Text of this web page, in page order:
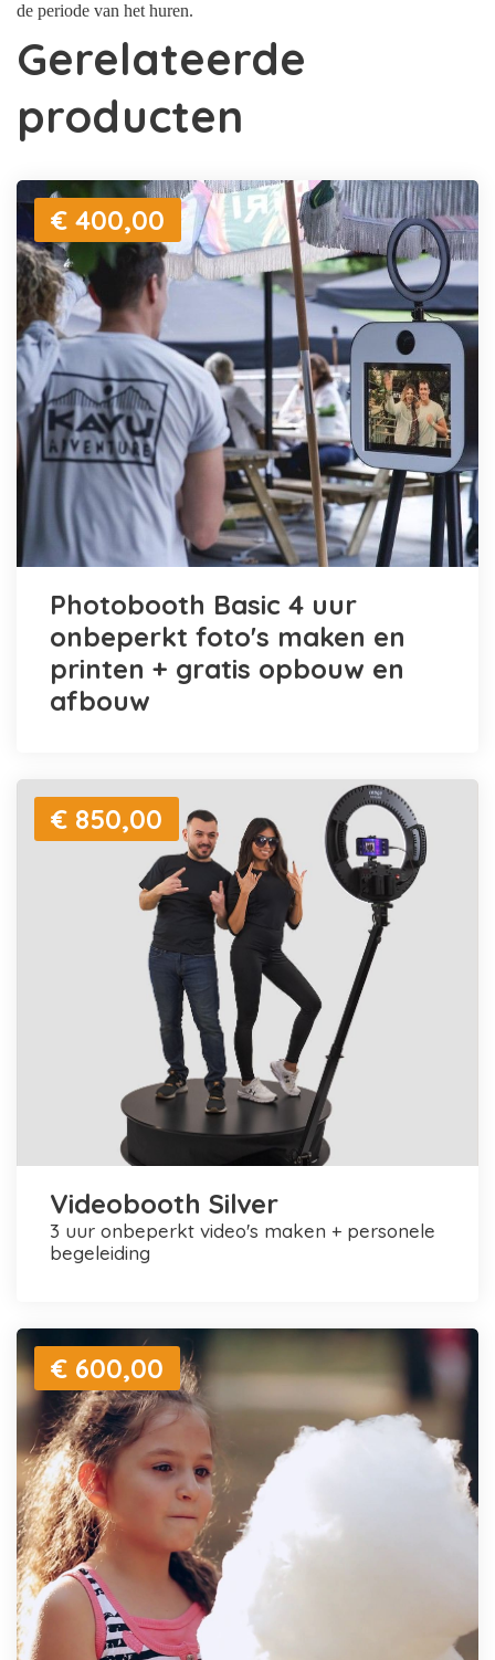
de periode van het huren.
Gerelateerde
producten
€ 400,00
Photobooth Basic 4 uur
onbeperkt foto's maken en
printen + gratis opbouw en
afbouw
€ 850,00
Videobooth Silver
3 uur onbeperkt video's maken + personele
begeleiding
€ 600,00